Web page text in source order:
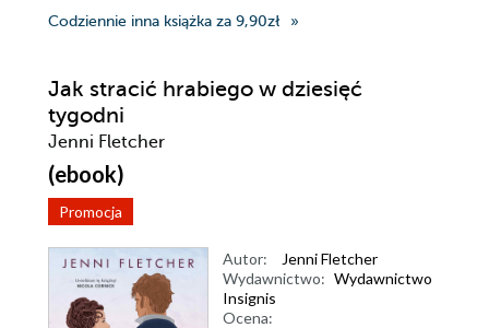
Codziennie inna książka za 9,90zł
Jak stracić hrabiego w dziesięć
tygodni
Jenni Fletcher
(ebook)
Promocja
Autor:
Jenni Fletcher
Wydawnictwo: Wydawnictwo
Insignis
Ocena: